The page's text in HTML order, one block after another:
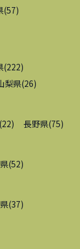
(57)
(222)
梨県(26)
(22) 長野県(75)
(52)
(37)